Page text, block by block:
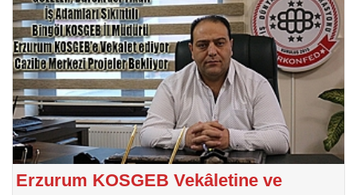
Erzurum KOSGEB Vekâletine ve